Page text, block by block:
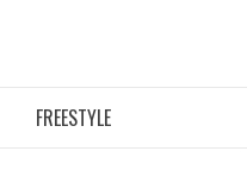
FREESTYLE